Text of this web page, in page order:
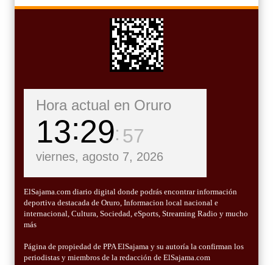
Hora actual en Oruro
13 29 59
viernes, agosto 7, 2026
ElSajama.com diario digital donde podrás encontrar información
deportiva destacada de Oruro, Informacion local nacional e
internacional, Cultura, Sociedad, eSports, Streaming Radio y mucho
más
Página de propiedad de PPA ElSajama y su autoría la confirman los
periodistas y miembros de la redacción de ElSajama.com